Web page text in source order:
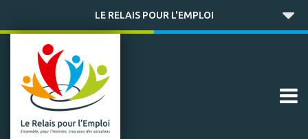
LE RELAIS POUR L'EMPLOI